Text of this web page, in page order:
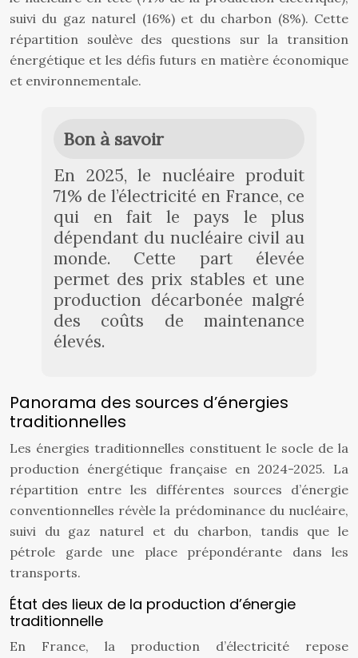
suivi du gaz naturel (16%) et du charbon (8%). Cette
répartition soulève des questions sur la transition
énergétique et les défis futurs en matière économique
et environnementale.
Bon à savoir
En 2025, le nucléaire produit
71% de l’électricité en France, ce
qui en fait le pays le plus
dépendant du nucléaire civil au
monde. Cette part élevée
permet des prix stables et une
production décarbonée malgré
des coûts de maintenance
élevés.
Panorama des sources d’énergies
traditionnelles
Les énergies traditionnelles constituent le socle de la
production énergétique française en 2024-2025. La
répartition entre les différentes sources d’énergie
conventionnelles révèle la prédominance du nucléaire,
suivi du gaz naturel et du charbon, tandis que le
pétrole garde une place prépondérante dans les
transports.
État des lieux de la production d’énergie
traditionnelle
En France, la production d’électricité repose